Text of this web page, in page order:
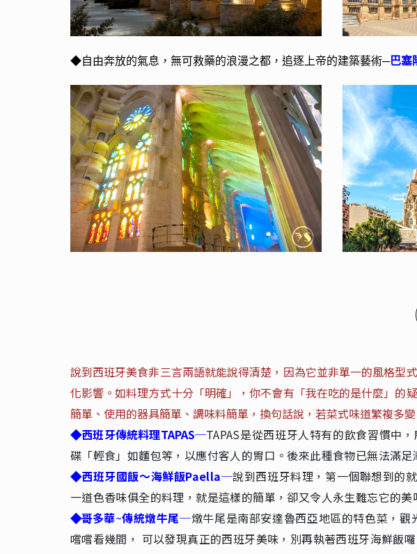
◆自由奔放的氣息，無可救藥的浪漫之都，追逐上帝的建築藝術─巴塞
說到西班牙美食非三言兩語就能說得清楚，因為它並非單一的風格
化影響。如料理方式十分「明確」，你不會有「我在吃的是什麼」的
簡單、使用的器具簡單、調味料簡單，換句話說，若菜式味道繁複多
◆西班牙傳統料理TAPAS─TAPAS是從西班牙人特有的飲食習慣中
碟「輕食」如麵包等，以應付客人的胃口。後來此種食物已無法滿
◆西班牙國飯～海鮮飯Paella─說到西班牙料理，第一個聯想到的
一道色香味俱全的料理，就是這樣的簡單，卻又令人永生難忘它的美
◆哥多華~傳統燉牛尾─燉牛尾是南部安達魯西亞地區的特色菜，
嚐嚐看幾間， 可以發現真正的西班牙美味，別再執著西班牙海鮮飯囉